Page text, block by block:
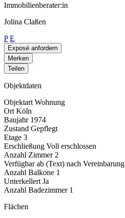
Immobilienberater:in
Jolina Claßen
P E
Exposé anfordern
Merken
Teilen
Objektdaten
Objektart Wohnung
Ort Köln
Baujahr 1974
Zustand Gepflegt
Etage 3
Erschließung Voll erschlossen
Anzahl Zimmer 2
Verfügbar ab (Text) nach Vereinbarung
Anzahl Balkone 1
Unterkellert Ja
Anzahl Badezimmer 1
Flächen